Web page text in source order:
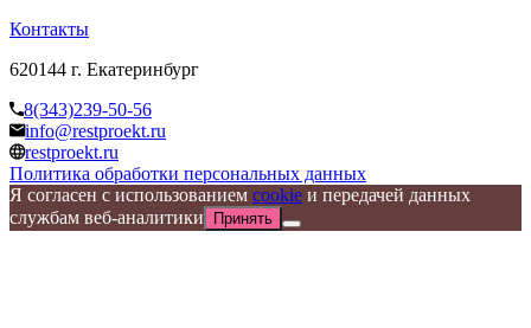
Контакты
620144 г. Екатеринбург
8(343)239-50-56
info@restproekt.ru
restproekt.ru
Политика обработки персональных данных
Я согласен с использованием cookie и передачей данных
службам веб-аналитики
Принять